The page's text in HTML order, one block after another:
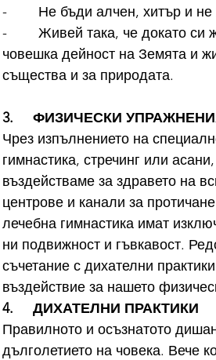
-        Не бъди алчен, хитър и
-        Живей така, че докато
човешка дейност на Земята и
същества и за природата.
3.     ФИЗИЧЕСКИ
Чрез изпълнението на
гимнастика, стречинг или
въздействаме за здравето на
центрове и канали за
лечебна гимнастика имат
ни подвижност и гъвкавост.
съчетание с дихателни
въздействие за нашето
4.     ДИХАТЕЛНИ ПРАКТИКИ
Правилното и осъзнатото
дълголетието на човека. Вече